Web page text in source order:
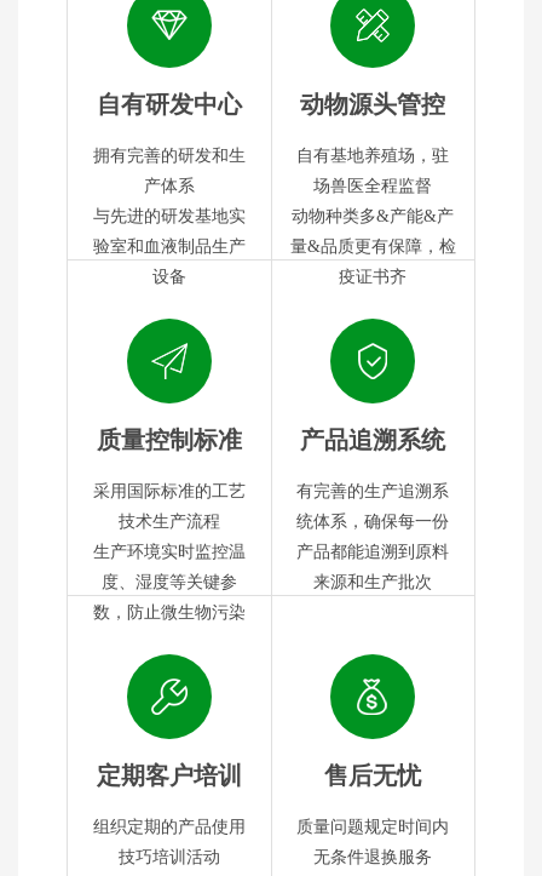
自有研发中心
拥有完善的研发和生
产体系
与先进的研发基地实
验室和血液制品生产
设备
动物源头管控
自有基地养殖场，驻
场兽医全程监督
动物种类多&产能&产
量&品质更有保障，检
疫证书齐
质量控制标准
采用国际标准的工艺
技术生产流程
生产环境实时监控温
度、湿度等关键参
数，防止微生物污染
产品追溯系统
有完善的生产追溯系
统体系，确保每一份
产品都能追溯到原料
来源和生产批次
定期客户培训
组织定期的产品使用
技巧培训活动
售后无忧
质量问题规定时间内
无条件退换服务